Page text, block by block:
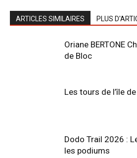
ARTICLES SIMILAIRES PLUS
Oriane BERTONE
de Bloc
Les tours de l’île
Dodo Trail 2026 :
les podiums